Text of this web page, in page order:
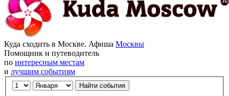
Куда сходить в Москве. Афиша Москвы
Помощник и путеводитель
по интересным местам
и лучшим событиям